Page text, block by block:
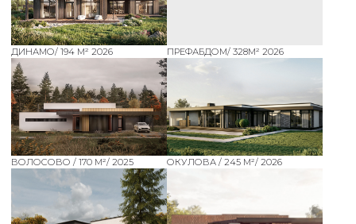
ДОМ В ЭСТОНИИ / 230 М² НОГИНСК/ 350 М²
БУГРОВСКОЕ / 160 М²
МЕЛИЧКИНО / 360 М2/2024
БОРКИ / 125 М² ПРУДКИ / 175 М² / 2025